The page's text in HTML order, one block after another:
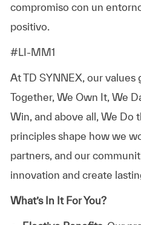
compromiso con un
positivo.
#LI-MM1
At TD SYNNEX, our
Together, We Own It, We
Win, and above all, We Do
principles shape how we
partners, and our
innovation and create
What’s In It For You?